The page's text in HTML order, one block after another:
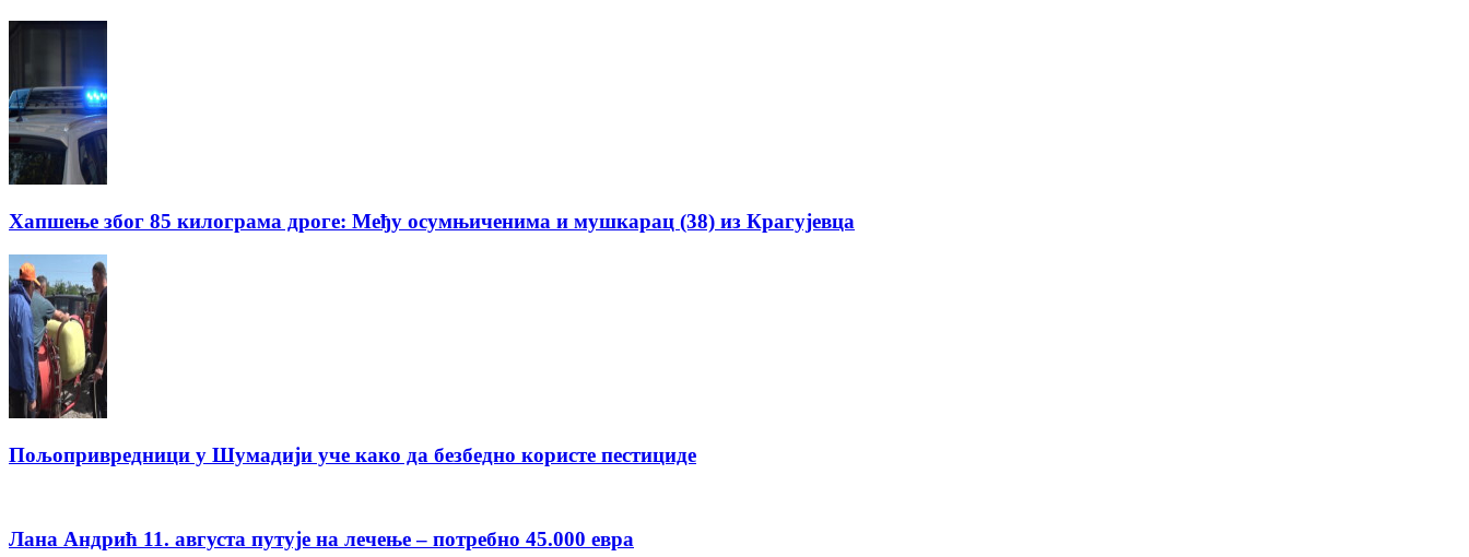
Хапшење због 85 килограма дроге: Међу осумњиченима и мушкарац (38) из Крагујевца
Пољопривредници у Шумадији уче како да безбедно користе пестициде
Лана Андрић 11. августа путује на лечење – потребно 45.000 евра